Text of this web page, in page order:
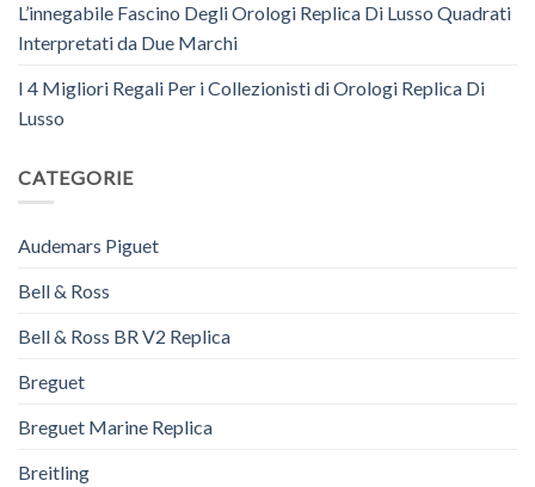
L’innegabile Fascino Degli Orologi Replica Di Lusso Quadrati
Interpretati da Due Marchi
I 4 Migliori Regali Per i Collezionisti di Orologi Replica Di
Lusso
CATEGORIE
Audemars Piguet
Bell & Ross
Bell & Ross BR V2 Replica
Breguet
Breguet Marine Replica
Breitling